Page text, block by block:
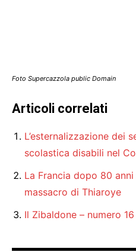
Foto Supercazzola public Domain
Articoli correlati
L’esternalizzazione dei
scolastica disabili nel
La Francia dopo 80
massacro di Thiaroye
Il Zibaldone – numero 16